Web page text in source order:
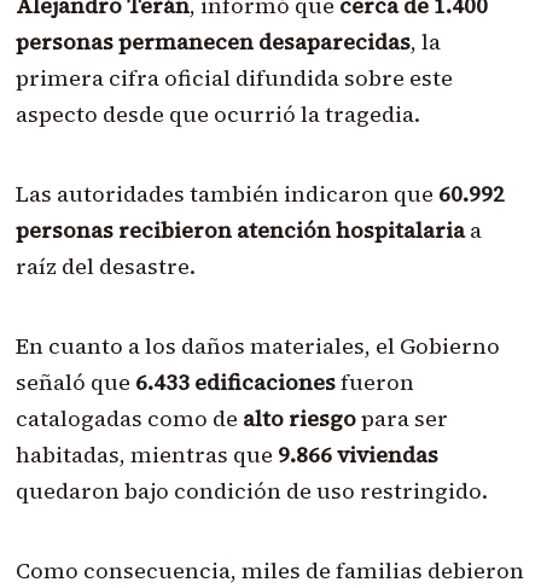
personas permanecen desaparecidas, la
primera cifra oficial difundida sobre este
aspecto desde que ocurrió la tragedia.
Las autoridades también indicaron que 60.992
personas recibieron atención hospitalariaa
raíz del desastre.
En cuanto a los daños materiales, el Gobierno
señaló que 6.433 edificacionesfueron
catalogadas como de alto riesgopara ser
habitadas, mientras que 9.866 viviendas
quedaron bajo condición de uso restringido.
Como consecuencia, miles de familias debieron